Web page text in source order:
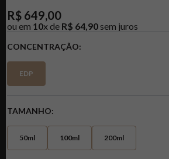
R$ 649,00
ou em 10x de R$ 64,90 sem juros
CONCENTRAÇÃO
EDP
TAMANHO
50ml 100ml 200ml